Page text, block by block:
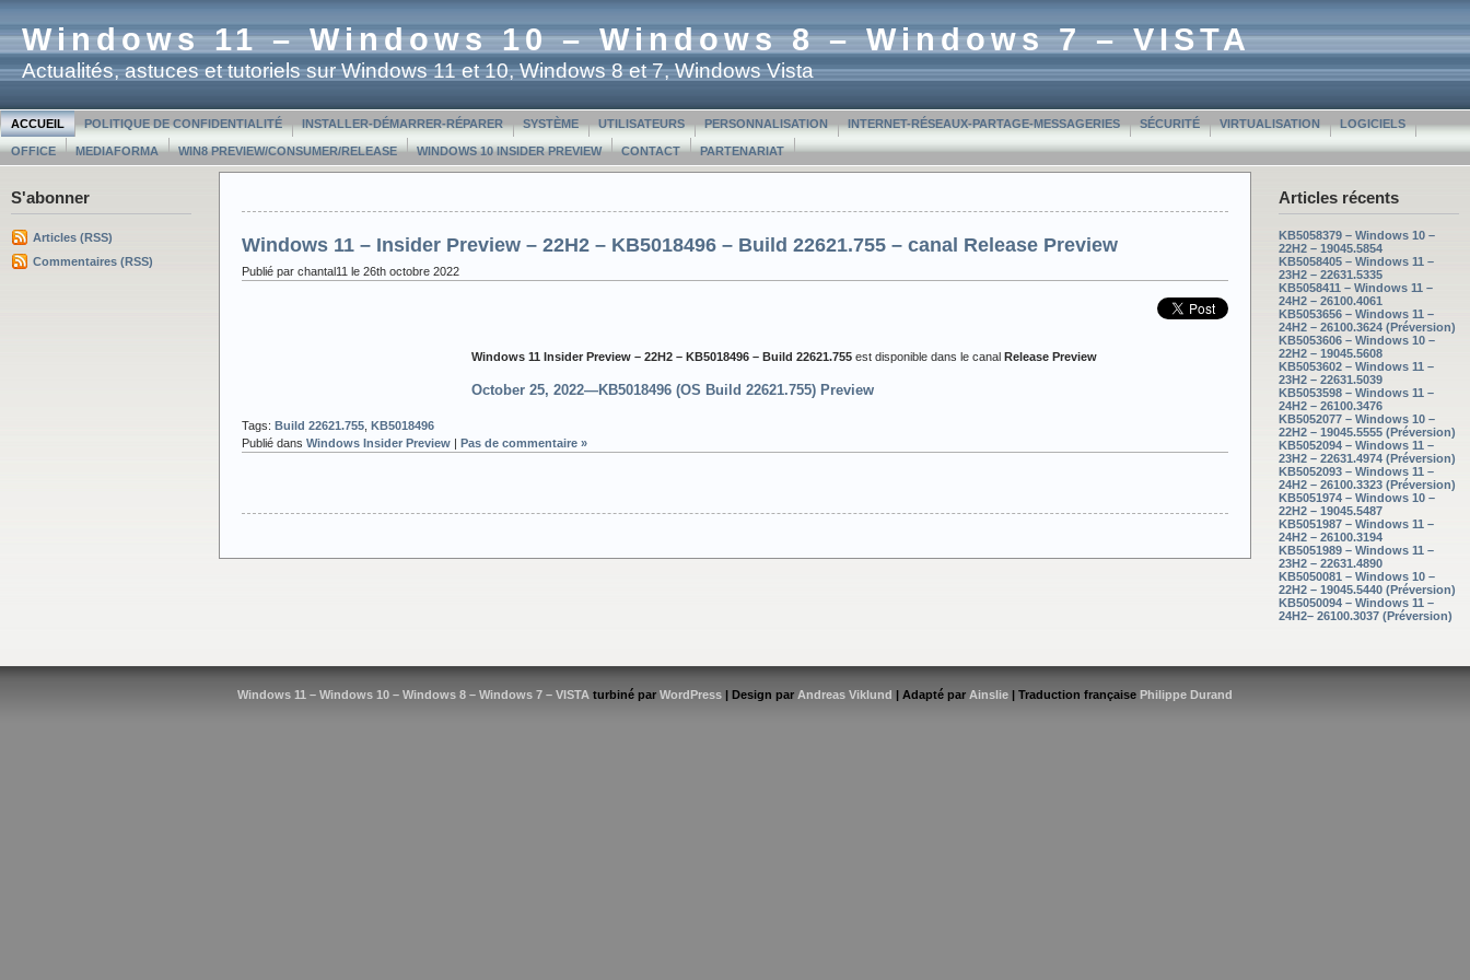
Windows 11 – Windows 10 – Windows 8 – Windows 7 – VISTA
Actualités, astuces et tutoriels sur Windows 11 et 10, Windows 8 et 7, Windows Vista
ACCUEIL POLITIQUE DE CONFIDENTIALITÉ INSTALLER-DÉMARRER-RÉPARER SYSTÈME UTILISATEURS PERSONNALISATION INTERNET-RÉSEAUX-PARTAGE-MESSAGERIES SÉCURITÉ VIRTUALISATION LOGICIELS
OFFICE MEDIAFORMA WIN8 PREVIEW/CONSUMER/RELEASE WINDOWS 10 INSIDER PREVIEW CONTACT PARTENARIAT
S'abonner
Articles (RSS)
Commentaires (RSS)
Articles récents
KB5058379 – Windows 10 –
22H2 – 19045.5854
KB5058405 – Windows 11 –
23H2 – 22631.5335
KB5058411 – Windows 11 –
24H2 – 26100.4061
KB5053656 – Windows 11 –
24H2 – 26100.3624 (Préversion)
KB5053606 – Windows 10 –
22H2 – 19045.5608
KB5053602 – Windows 11 –
23H2 – 22631.5039
KB5053598 – Windows 11 –
24H2 – 26100.3476
KB5052077 – Windows 10 –
22H2 – 19045.5555 (Préversion)
KB5052094 – Windows 11 –
23H2 – 22631.4974 (Préversion)
KB5052093 – Windows 11 –
24H2 – 26100.3323 (Préversion)
KB5051974 – Windows 10 –
22H2 – 19045.5487
KB5051987 – Windows 11 –
24H2 – 26100.3194
KB5051989 – Windows 11 –
23H2 – 22631.4890
KB5050081 – Windows 10 –
22H2 – 19045.5440 (Préversion)
KB5050094 – Windows 11 –
24H2– 26100.3037 (Préversion)
Windows 11 – Insider Preview – 22H2 – KB5018496 – Build 22621.755 – canal Release Preview
Publié par chantal11 le 26th octobre 2022
Windows 11 Insider Preview – 22H2 – KB5018496 – Build 22621.755 est disponible dans le canal Release Preview
October 25, 2022—KB5018496 (OS Build 22621.755) Preview
Tags: Build 22621.755 KB5018496
Publié dans Windows Insider Preview | Pas de commentaire »
Windows 11 – Windows 10 – Windows 8 – Windows 7 – VISTA turbiné par WordPress | Design par Andreas Viklund | Adapté par Ainslie | Traduction française Philippe Durand